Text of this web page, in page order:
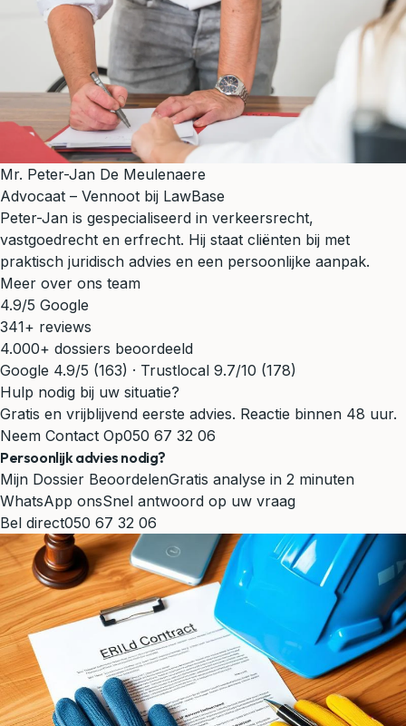
Mr. Peter-Jan De Meulenaere
Advocaat – Vennoot bij LawBase
Peter-Jan is gespecialiseerd in verkeersrecht,
vastgoedrecht en erfrecht. Hij staat cliënten bij met
praktisch juridisch advies en een persoonlijke aanpak.
Meer over ons team
4.9/5 Google
341+ reviews
4.000+ dossiers beoordeeld
Google 4.9/5 (163) · Trustlocal 9.7/10 (178)
Hulp nodig bij uw situatie?
Gratis en vrijblijvend eerste advies. Reactie binnen 48 uur.
Neem Contact Op050 67 32 06
Persoonlijk advies nodig?
Mijn Dossier BeoordelenGratis analyse in 2 minuten
WhatsApp onsSnel antwoord op uw vraag
Bel direct050 67 32 06